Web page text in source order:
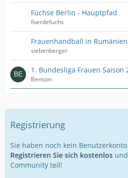
Füchse Berlin - Hauptpfad
foerdefuchs
Frauenhandball in Rumänien
siebenberger
1. Bundesliga Frauen Saison
Benson
Registrierung
Sie haben noch kein
Registrieren Sie sich kostenlos
Community teil!